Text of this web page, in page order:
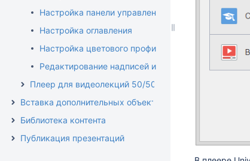
Настройка панели управления
Настройка оглавления
Настройка цветового профиля
Редактирование надписей и сообщений
Плеер для видеолекций 50/50
Вставка дополнительных объектов
Библиотека контента
Публикация презентаций